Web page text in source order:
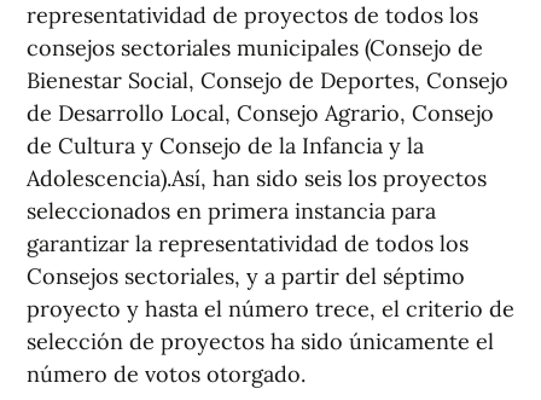
representatividad de proyectos de todos los
consejos sectoriales municipales (Consejo de
Bienestar Social, Consejo de Deportes, Consejo
de Desarrollo Local, Consejo Agrario, Consejo
de Cultura y Consejo de la Infancia y la
Adolescencia).Así, han sido seis los proyectos
seleccionados en primera instancia para
garantizar la representatividad de todos los
Consejos sectoriales, y a partir del séptimo
proyecto y hasta el número trece, el criterio de
selección de proyectos ha sido únicamente el
número de votos otorgado.